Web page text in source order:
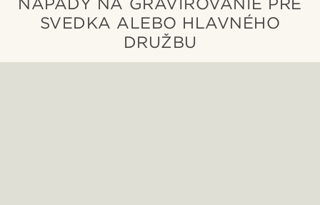
SVEDKA ALEBO HLAVNÉHO
DRUŽBU